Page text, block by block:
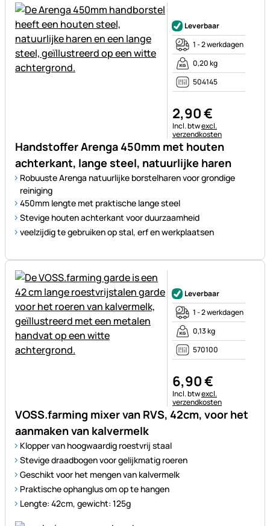
Handstoffer Arenga 450mm met houten
achterkant, lange steel, natuurlijke haren
Robuuste Arenga natuurlijke borstelharen voor grondige
reiniging
450mm lengte met praktische lange steel
Stevige houten achterkant voor duurzaamheid
veelzijdig te gebruiken op stal, erf en werkplaatsen
Leverbaar
1 - 2 werkdagen
0,20 kg
504145
2,90€
Belastinginformatie:
Incl. btwexcl.
verzendkosten
VOSS.farming mixer van RVS, 42cm, voor het
aanmaken van kalvermelk
Klopper van hoogwaardig roestvrij staal
Stevige draadbogen voor gelijkmatig roeren
Geschikt voor het mengen van kalvermelk
Praktische ophanglus om op te hangen
Lengte: 42cm, gewicht: 125g
Leverbaar
1 - 2 werkdagen
0,13 kg
570100
6,90€
Belastinginformatie:
Incl. btwexcl.
verzendkosten